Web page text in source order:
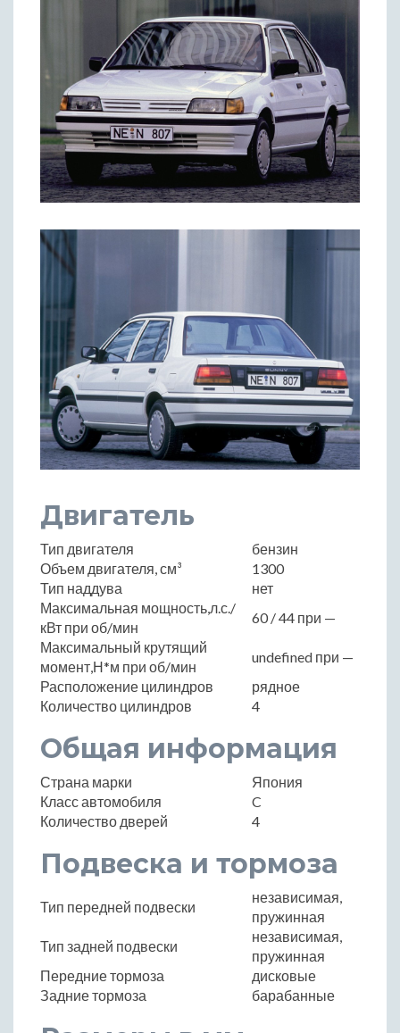
Двигатель
Тип двигателя
бензин
Объем двигателя, см³
1300
Тип наддува
нет
Максимальная мощность,л.с./
кВт при об/мин
60 / 44 при —
Максимальный крутящий
момент,Н*м при об/мин
undefined при —
Расположение цилиндров
рядное
Количество цилиндров
4
Общая информация
Страна марки
Япония
Класс автомобиля
C
Количество дверей
4
Подвеска и тормоза
Тип передней подвески
независимая,
пружинная
Тип задней подвески
независимая,
пружинная
Передние тормоза
дисковые
Задние тормоза
барабанные